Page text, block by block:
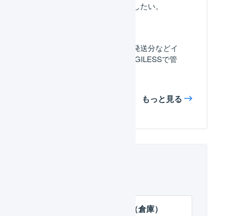
出荷伝票の同梱を解除したい。
メーカー直送品、店舗発送分などイ
レギュラーな出荷はLOGILESSで管
もっと見る
出荷予定日の自動入力（倉庫）